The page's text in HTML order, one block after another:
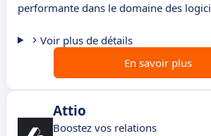
performante dans le domaine des
Voir plus de détails
En savoir plus
Attio
Boostez vos relations